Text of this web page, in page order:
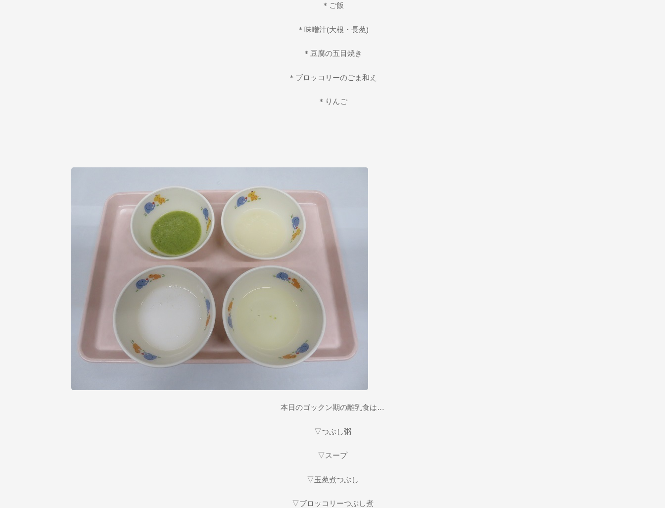
＊ご飯
＊味噌汁(大根・長葱)
＊豆腐の五目焼き
＊ブロッコリーのごま和え
＊りんご
本日のゴックン期の離乳食は…
▽つぶし粥
▽スープ
▽玉葱煮つぶし
▽ブロッコリーつぶし煮